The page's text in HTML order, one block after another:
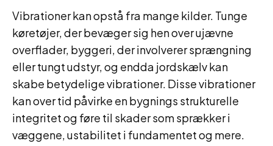
Vibrationer kan opstå fra mange kilder. Tunge
køretøjer, der bevæger sig hen over ujævne
overflader, byggeri, der involverer sprængning
eller tungt udstyr, og endda jordskælv kan
skabe betydelige vibrationer. Disse vibrationer
kan over tid påvirke en bygnings strukturelle
integritet og føre til skader som sprækker i
væggene, ustabilitet i fundamentet og mere.